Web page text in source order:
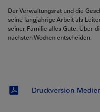
Der Verwaltungsrat und die
seine langjährige Arbeit als
seiner Familie alles Gute. Über
nächsten Wochen entscheiden.
Druckversion